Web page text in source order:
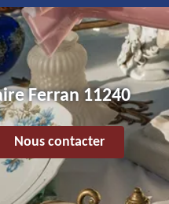
Ferran 11240
Nous contacter